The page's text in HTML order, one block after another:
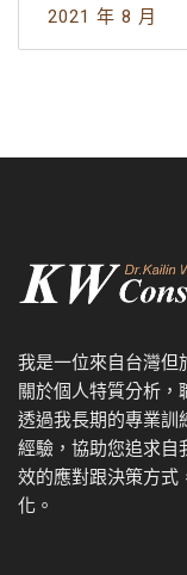
2021 年 8 月
我是一位來自台灣但
關於個人特質分析，
透過我長期的專業訓
經驗，協助您追求自
效的應對跟決策方式
化。